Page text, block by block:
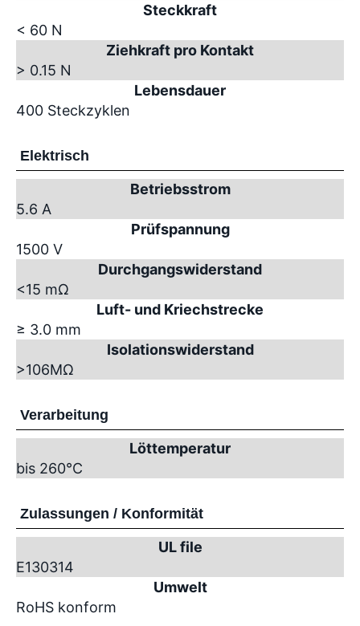
Steckkraft
< 60 N
Ziehkraft pro Kontakt
> 0.15 N
Lebensdauer
400 Steckzyklen
Elektrisch
Betriebsstrom
5.6 A
Prüfspannung
1500 V
Durchgangswiderstand
<15 mΩ
Luft- und Kriechstrecke
≥ 3.0 mm
Isolationswiderstand
>106MΩ
Verarbeitung
Löttemperatur
bis 260°C
Zulassungen / Konformität
UL file
E130314
Umwelt
RoHS konform